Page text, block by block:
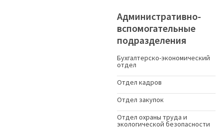
Административно-
вспомогательные
подразделения
Бухгалтерско-экономический
отдел
Отдел кадров
Отдел закупок
Отдел охраны труда и
экологической безопасности